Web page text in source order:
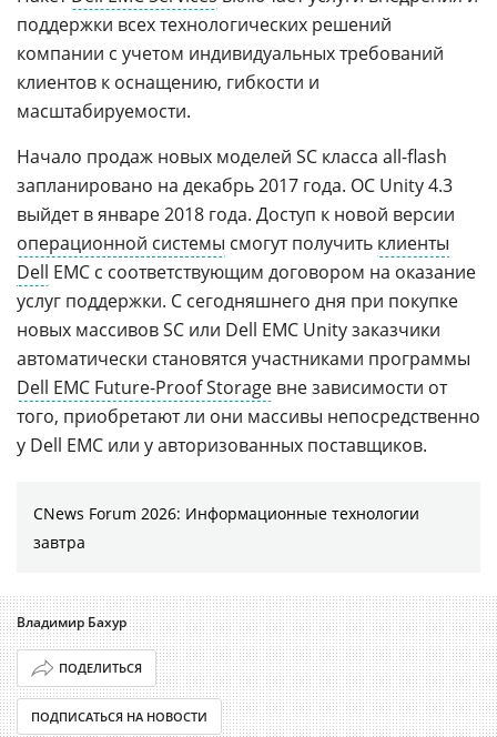
поддержки всех технологических решений
компании с учетом индивидуальных требований
клиентов к оснащению, гибкости и
масштабируемости.
Начало продаж новых моделей SC класса all-flash
запланировано на декабрь 2017 года. ОС Unity 4.3
выйдет в январе 2018 года. Доступ к новой версии
операционной системы смогут получить клиенты
Dell EMC с соответствующим договором на оказание
услуг поддержки. С сегодняшнего дня при покупке
новых массивов SC или Dell EMC Unity заказчики
автоматически становятся участниками программы
Dell EMC Future-Proof Storage вне зависимости от
того, приобретают ли они массивы непосредственно
у Dell EMC или у авторизованных поставщиков.
CNews Forum 2026: Информационные технологии
завтра
Владимир Бахур
ПОДЕЛИТЬСЯ
ПОДПИСАТЬСЯ НА НОВОСТИ